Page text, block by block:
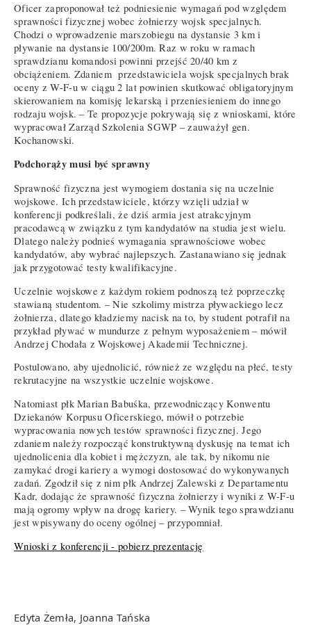
Oficer zaproponował też podniesienie wymagań pod względem
sprawności fizycznej wobec żołnierzy wojsk specjalnych.
Chodzi o wprowadzenie marszobiegu na dystansie 3 km i
pływanie na dystansie 100/200m. Raz w roku w ramach
sprawdzianu komandosi powinni przejść 20/40 km z
obciążeniem. Zdaniem przedstawiciela wojsk specjalnych brak
oceny z W-F-u w ciągu 2 lat powinien skutkować obligatoryjnym
skierowaniem na komisję lekarską i przeniesieniem do innego
rodzaju wojsk. – Te propozycje pokrywają się z wnioskami, które
wypracował Zarząd Szkolenia SGWP – zauważył gen.
Kochanowski.
Podchorąży musi być sprawny
Sprawność fizyczna jest wymogiem dostania się na uczelnie
wojskowe. Ich przedstawiciele, którzy wzięli udział w
konferencji podkreślali, że dziś armia jest atrakcyjnym
pracodawcą w związku z tym kandydatów na studia jest wielu.
Dlatego należy podnieś wymagania sprawnościowe wobec
kandydatów, aby wybrać najlepszych. Zastanawiano się jednak
jak przygotować testy kwalifikacyjne.
Uczelnie wojskowe z każdym rokiem podnoszą też poprzeczkę
stawianą studentom. – Nie szkolimy mistrza pływackiego lecz
żołnierza, dlatego kładziemy nacisk na to, by student potrafił na
przykład pływać w mundurze z pełnym wyposażeniem – mówił
Andrzej Chodała z Wojskowej Akademii Technicznej.
Postulowano, aby ujednolicić, również ze względu na płeć, testy
rekrutacyjne na wszystkie uczelnie wojskowe.
Natomiast płk Marian Babuśka, przewodniczący Konwentu
Dziekanów Korpusu Oficerskiego, mówił o potrzebie
wypracowania nowych testów sprawności fizycznej. Jego
zdaniem należy rozpocząć konstruktywną dyskusję na temat ich
ujednolicenia dla kobiet i mężczyzn, ale tak, by nikomu nie
zamykać drogi kariery a wymogi dostosować do wykonywanych
zadań. Zgodził się z nim płk Andrzej Zalewski z Departamentu
Kadr, dodając że sprawność fizyczna żołnierzy i wyniki z W-F-u
mają ogromy wpływ na drogę kariery. – Wynik tego sprawdzianu
jest wpisywany do oceny ogólnej – przypomniał.
Wnioski z konferencji - pobierz prezentację
Edyta Żemła, Joanna Tańska